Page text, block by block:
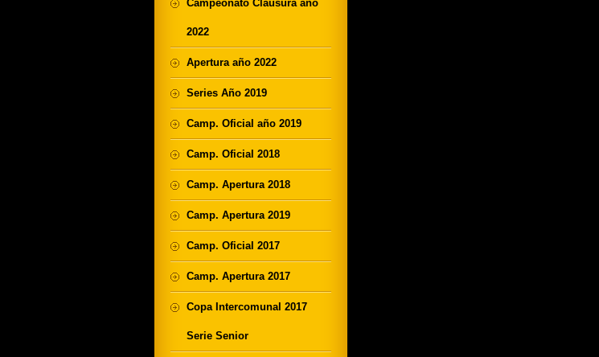
Campeonato Clausura año
2022
Apertura año 2022
Series Año 2019
Camp. Oficial año 2019
Camp. Oficial 2018
Camp. Apertura 2018
Camp. Apertura 2019
Camp. Oficial 2017
Camp. Apertura 2017
Copa Intercomunal 2017
Serie Senior